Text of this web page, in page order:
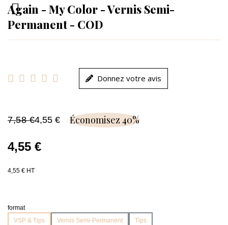
Again - My Color - Vernis Semi-
Permanent - COD
     Donnez votre avis
7,58 €4,55 € Économisez 40%
4,55 €
4,55 € HT
format
VSP & Tips
Vernis Semi-Permanent Tips